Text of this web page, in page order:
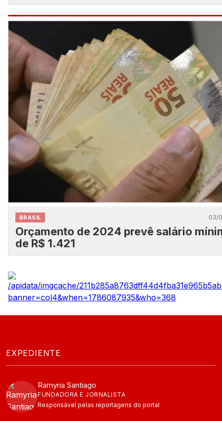
BRASIL 03/
Orçamento de 2024 prevê salário
de R$ 1.421
EXPEDIENTE
Ramyria Santiago
FUNDADORA E JORNALISTA
Responsável pelas reportagens do portal